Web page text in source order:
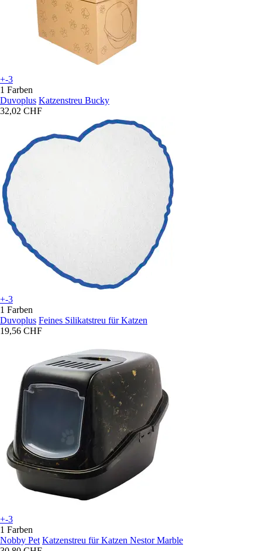
+-3
1 Farben
Duvoplus Katzenstreu Bucky
32,02 CHF
+-3
1 Farben
Duvoplus Feines Silikatstreu für Katzen
19,56 CHF
+-3
1 Farben
Nobby Pet Katzenstreu für Katzen Nestor Marble